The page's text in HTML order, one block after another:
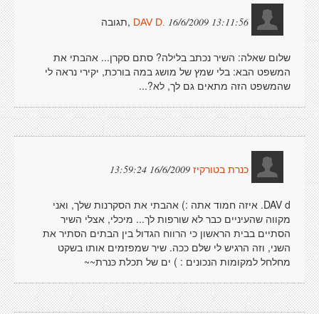
DAV D. 16/6/2009 13:11:56 ,תגובה
שלום שאלה: השיר נכתב בלילה? סתם סקרן... אהבתי את
המשפט הבא: בלי שמץ של מושג במה בורכת, יקירי נראה לי
שהמשפט הזה מתאים גם לך, לא?...
כנרת בטורקיז 16/6/2009 13:59:24
DAV d. איזה חמוד אתה :) אהבתי את הסקרנות שלך, ואני
מקווה שהעיניים כבר לא שורפות לך... מיכלי, אצלי השיר
הסתיים בבית הראשון כי הרווח הגדול בין הבתים הסתיר את
השני, וזה הרגיש לי שלם ככה. שיר שמפזמים אותו בשקט
מחלחל למקומות הנכונים : ) ים של תכלת כּנרת~~